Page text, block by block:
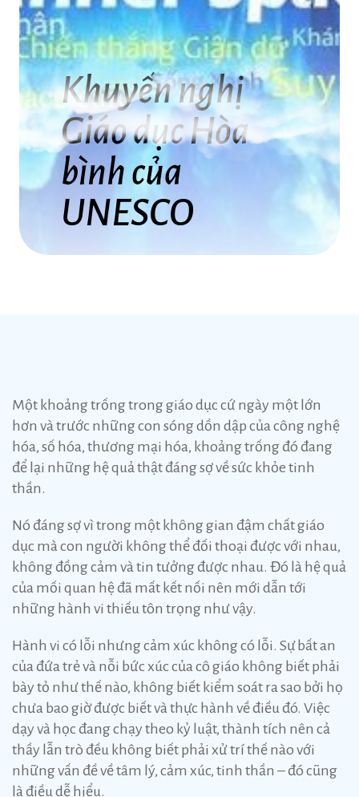
Khuyến nghị
Giáo dục Hòa
bình của
UNESCO
Một khoảng trống trong giáo dục cứ ngày một lớn
hơn và trước những con sóng dồn dập của công nghệ
hóa, số hóa, thương mại hóa, khoảng trống đó đang
để lại những hệ quả thật đáng sợ về sức khỏe tinh
thần.
Nó đáng sợ vì trong một không gian đậm chất giáo
dục mà con người không thể đối thoại được với nhau,
không đồng cảm và tin tưởng được nhau. Đó là hệ quả
của mối quan hệ đã mất kết nối nên mới dẫn tới
những hành vi thiếu tôn trọng như vậy.
Hành vi có lỗi nhưng cảm xúc không có lỗi. Sự bất an
của đứa trẻ và nỗi bức xúc của cô giáo không biết phải
bày tỏ như thế nào, không biết kiểm soát ra sao bởi họ
chưa bao giờ được biết và thực hành về điều đó. Việc
dạy và học đang chạy theo kỷ luật, thành tích nên cả
thầy lẫn trò đều không biết phải xử trí thế nào với
những vấn đề về tâm lý, cảm xúc, tinh thần – đó cũng
là điều dễ hiểu.